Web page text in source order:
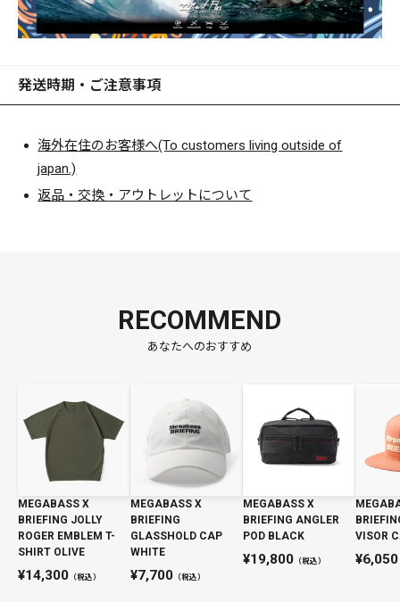
時に「トリプル重心移動」させることによって、スリムミノ
ーの常識をくつがえす圧倒的なロングキャスタビリティを実
X-80MAGNUMは、80cmオーバーのジャイアントシーバスを
鬼釣りするためのアルティメットアイテムです。
■BILLABONG UTILITY CAP
UVプロテクション（UPF50+）を備えたユーティリティーキ
ャップ。
２WAYでお好みやシーンに合わせて使い分けが可能な機能性
を高めたキャップです。
素材:ポリエステル100%
発送時期・ご注意事項
海外在住のお客様へ(To customers living outside of
japan.)
返品・交換・アウトレットについて
RECOMMEND
あなたへのおすすめ
MEGABASS X
BRIEFING JOLLY
ROGER EMBLEM T-
SHIRT OLIVE
14,300 （税込）
MEGABASS X
BRIEFING
GLASSHOLD CAP
WHITE
7,700（税込）
MEGABASS X
BRIEFING ANGLER
POD BLACK
19,800（税込）
VISOR
6,050